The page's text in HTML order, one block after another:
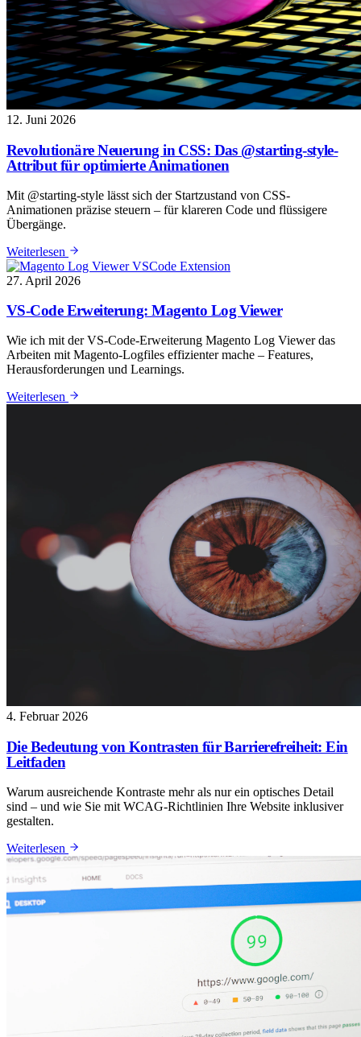
12. Juni 2026
Revolutionäre Neuerung in CSS: Das @starting-style-
Attribut für optimierte Animationen
Mit @starting-style lässt sich der Startzustand von CSS-
Animationen präzise steuern – für klareren Code und flüssigere
Übergänge.
Weiterlesen : Revolutionäre Neuerung in CSS: Das @starting-style-
27. April 2026
VS-Code Erweiterung: Magento Log Viewer
Wie ich mit der VS-Code-Erweiterung Magento Log Viewer das
Arbeiten mit Magento-Logfiles effizienter mache – Features,
Herausforderungen und Learnings.
Weiterlesen : VS-Code Erweiterung: Magento Log Viewer
4. Februar 2026
Die Bedeutung von Kontrasten für Barrierefreiheit: Ein
Leitfaden
Warum ausreichende Kontraste mehr als nur ein optisches Detail
sind – und wie Sie mit WCAG-Richtlinien Ihre Website inklusiver
gestalten.
Weiterlesen : Die Bedeutung von Kontrasten für Barrierefreiheit: Ein